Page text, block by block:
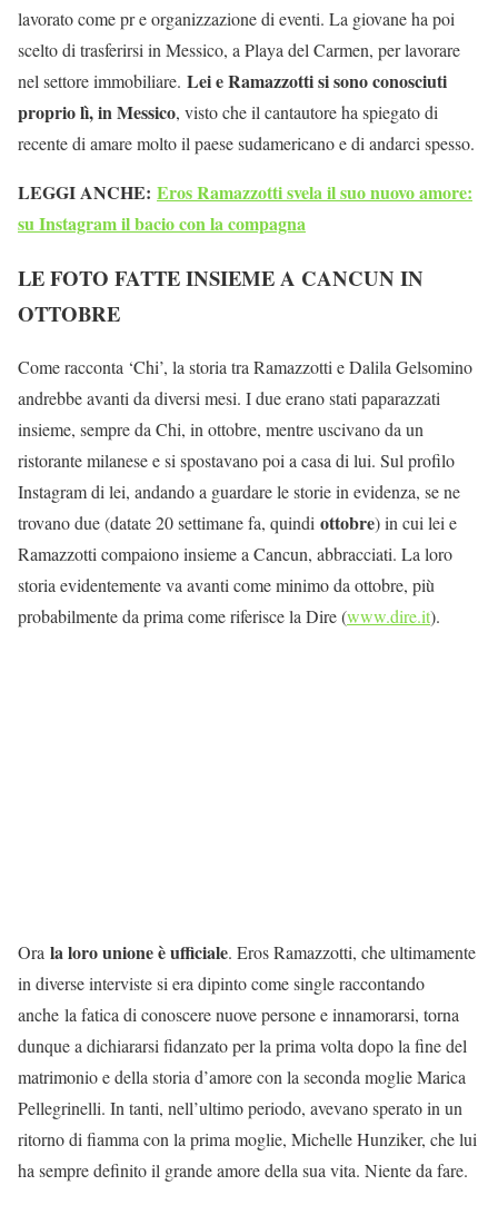
lavorato come pr e organizzazione di eventi. La giovane ha poi
scelto di trasferirsi in Messico, a Playa del Carmen, per lavorare
nel settore immobiliare. Lei e Ramazzotti si sono conosciuti
proprio lì, in Messico, visto che il cantautore ha spiegato di
recente di amare molto il paese sudamericano e di andarci spesso.
LEGGI ANCHE: Eros Ramazzotti svela il suo nuovo amore:
su Instagram il bacio con la compagna
LE FOTO FATTE INSIEME A CANCUN IN
OTTOBRE
Come racconta ‘Chi’, la storia tra Ramazzotti e Dalila Gelsomino
andrebbe avanti da diversi mesi. I due erano stati paparazzati
insieme, sempre da Chi, in ottobre, mentre uscivano da un
ristorante milanese e si spostavano poi a casa di lui. Sul profilo
Instagram di lei, andando a guardare le storie in evidenza, se ne
trovano due (datate 20 settimane fa, quindi ottobre) in cui lei e
Ramazzotti compaiono insieme a Cancun, abbracciati. La loro
storia evidentemente va avanti come minimo da ottobre, più
probabilmente da prima come riferisce la Dire (www.dire.it).
Ora la loro unione è ufficiale. Eros Ramazzotti, che ultimamente
in diverse interviste si era dipinto come single raccontando
anche la fatica di conoscere nuove persone e innamorarsi, torna
dunque a dichiararsi fidanzato per la prima volta dopo la fine del
matrimonio e della storia d’amore con la seconda moglie Marica
Pellegrinelli. In tanti, nell’ultimo periodo, avevano sperato in un
ritorno di fiamma con la prima moglie, Michelle Hunziker, che lui
ha sempre definito il grande amore della sua vita. Niente da fare.